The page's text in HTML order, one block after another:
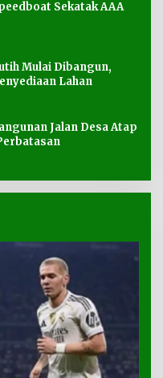
Sekatak AAA
Mulai Dibangun,
Lahan
Jalan Desa Atap